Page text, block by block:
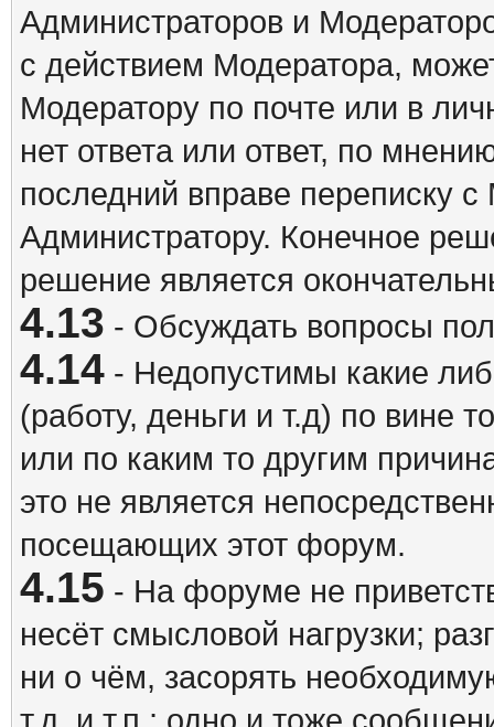
Администраторов и
с действием Модератора,
Модератору по почте или в
нет ответа или ответ, по
последний вправе переписку
Администратору. Конечное
решение является
4.13 - Обсуждать вопросы
4.14- Недопустимы какие
(работу, деньги и т.д) по вине
или по каким то другим
это не является
посещающих этот форум.
4.15 - На форуме не
несёт смысловой нагрузки;
ни о чём, засорять